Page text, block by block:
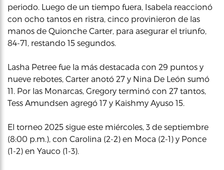
periodo. Luego de un tiempo fuera, Isabela reaccionó
con ocho tantos en ristra, cinco provinieron de las
manos de Quionche Carter, para asegurar el triunfo,
84-71, restando 15 segundos.
Lasha Petree fue la más destacada con 29 puntos y
nueve rebotes, Carter anotó 27 y Nina De León sumó
11. Por las Monarcas, Gregory terminó con 27 tantos,
Tess Amundsen agregó 17 y Kaishmy Ayuso 15.
El torneo 2025 sigue este miércoles, 3 de septiembre
(8:00 p.m.), con Carolina (2-2) en Moca (2-1) y Ponce
(1-2) en Yauco (1-3).